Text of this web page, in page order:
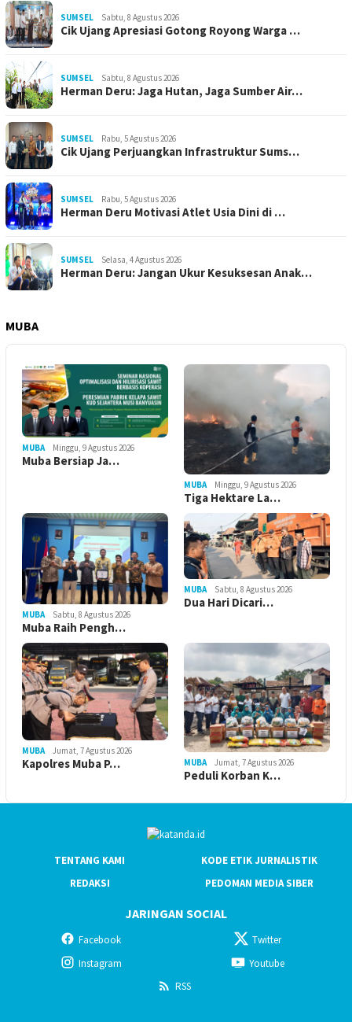
SUMSEL Sabtu, 8 Agustus 2026
Cik Ujang Apresiasi Gotong Royong Warga …
SUMSEL Sabtu, 8 Agustus 2026
Herman Deru: Jaga Hutan, Jaga Sumber Air…
SUMSEL Rabu, 5 Agustus 2026
Cik Ujang Perjuangkan Infrastruktur Sums…
SUMSEL Rabu, 5 Agustus 2026
Herman Deru Motivasi Atlet Usia Dini di …
SUMSEL Selasa, 4 Agustus 2026
Herman Deru: Jangan Ukur Kesuksesan Anak…
MUBA
MUBA Minggu, 9 Agustus 2026
Muba Bersiap Ja…
MUBA Minggu, 9 Agustus 2026
Tiga Hektare La…
MUBA Sabtu, 8 Agustus 2026
Muba Raih Pengh…
MUBA Sabtu, 8 Agustus 2026
Dua Hari Dicari…
MUBA Jumat, 7 Agustus 2026
Kapolres Muba P… MUBA Jumat, 7 Agustus 2026
Peduli Korban K…
TENTANG KAMI
KODE ETIK JURNALISTIK
REDAKSI
PEDOMAN MEDIA SIBER
JARINGAN SOCIAL
Facebook
Twitter
Instagram
Youtube
RSS